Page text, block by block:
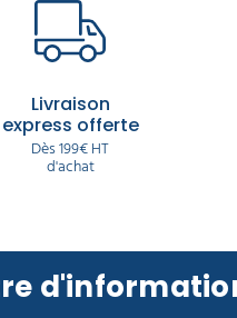
Livraison
express offerte
Dès 199€ HT
d'achat